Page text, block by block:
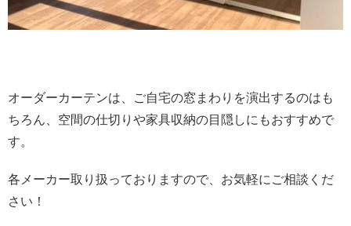
オーダーカーテンは、ご自宅の窓まわりを演出するのはも
ちろん、空間の仕切りや家具収納の目隠しにもおすすめで
す。
各メーカー取り扱っておりますので、お気軽にご相談くだ
さい！